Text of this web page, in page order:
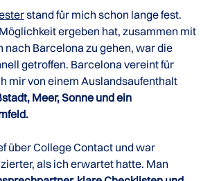
stand für mich schon lange fest.
ergeben hat, zusammen mit
nach Barcelona zu gehen, war die
getroffen. Barcelona vereint für
mir von einem Auslandsaufenthalt
Meer, Sonne und ein
über College Contact und war
als ich erwartet hatte. Man